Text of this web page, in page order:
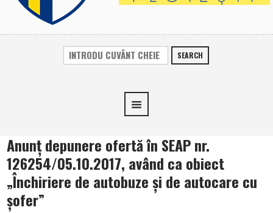
SEARCH
Anunţ depunere ofertă în SEAP nr.
126254/05.10.2017, având ca obiect
„Închiriere de autobuze şi de autocare cu
şofer”